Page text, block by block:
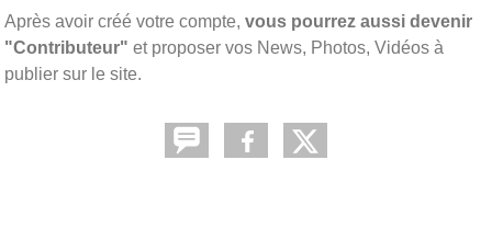
Après avoir créé votre compte, vous pourrez aussi devenir
"Contributeur" et proposer vos News, Photos, Vidéos à
publier sur le site.